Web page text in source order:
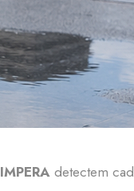
IMPERAdetectem